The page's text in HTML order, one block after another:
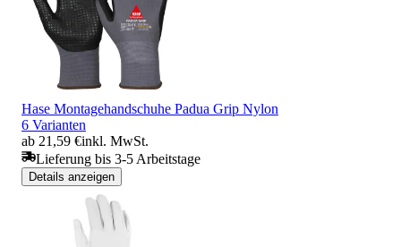
Hase Montagehandschuhe Padua Grip Nylon
6 Varianten
ab 21,59 €inkl. MwSt.
Lieferung bis 3-5 Arbeitstage
Details anzeigen